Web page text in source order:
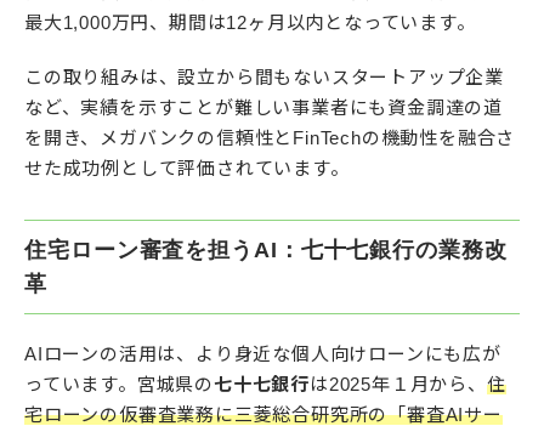
最大1,000万円、期間は12ヶ月以内となっています。​
この取り組みは、設立から間もないスタートアップ企業
など、実績を示すことが難しい事業者にも資金調達の道
を開き、メガバンクの信頼性とFinTechの機動性を融合さ
せた成功例として評価されています。​
住宅ローン審査を担うAI：七十七銀行の業務改
革
AIローンの活用は、より身近な個人向けローンにも広が
っています。​宮城県の七十七銀行は2025年１月から、 住
宅ローンの仮審査業務に三菱総合研究所の「審査AIサー